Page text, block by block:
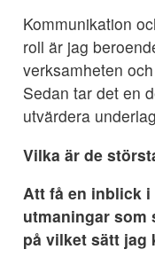
Kommunikation
roll är jag
verksamheten
Sedan tar det en
utvärdera
Vilka är de
Att få en inblick
utmaningar som
på vilket sätt jag